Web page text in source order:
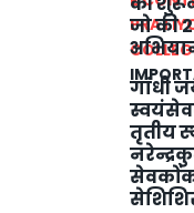
जो की
गांधी
तृतीय